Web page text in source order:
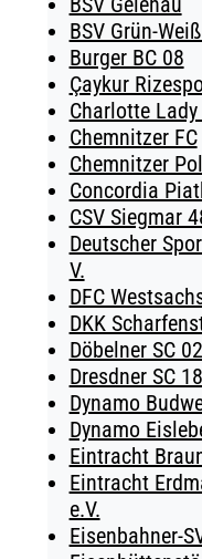
BSV Grün-
Burger BC 08
Çaykur
Charlotte
Chemnitzer FC
Chemnitzer
Concordia
CSV Siegmar
Deutscher
V.
DFC
DKK
Döbelner SC
Dresdner SC
Dynamo
Dynamo
Eintracht
Eintracht
e.V.
Eisenbahner-